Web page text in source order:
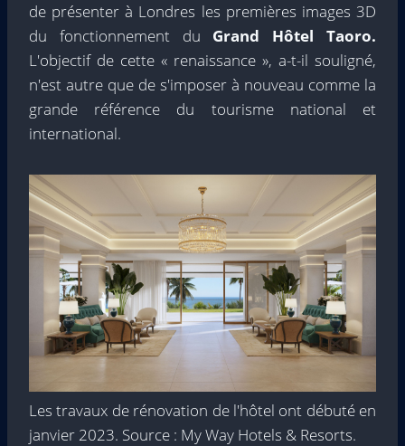
de présenter à Londres les premières images 3D
du fonctionnement du Grand Hôtel Taoro.
L'objectif de cette « renaissance », a-t-il souligné,
n'est autre que de s'imposer à nouveau comme la
grande référence du tourisme national et
international.
Les travaux de rénovation de l'hôtel ont débuté en
janvier 2023. Source : My Way Hotels & Resorts.